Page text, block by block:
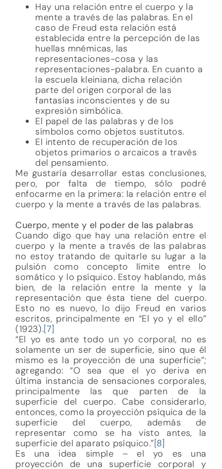
Hay una relación entre el cuerpo y la
mente a través de las palabras. En el
caso de Freud esta relación está
establecida entre la percepción de las
huellas mnémicas, las
representaciones-cosa y las
representaciones-palabra. En cuanto a
la escuela kleiniana, dicha relación
parte del origen corporal de las
fantasías inconscientes y de su
expresión simbólica.
El papel de las palabras y de los
símbolos como objetos sustitutos.
El intento de recuperación de los
objetos primarios o arcaicos a través
del pensamiento.
Me gustaría desarrollar estas conclusiones,
pero, por falta de tiempo, sólo podré
enfocarme en la primera: la relación entre el
cuerpo y la mente a través de las palabras.
Cuerpo, mente y el poder de las palabras
Cuando digo que hay una relación entre el
cuerpo y la mente a través de las palabras
no estoy tratando de quitarle su lugar a la
pulsión como concepto límite entre lo
somático y lo psíquico. Estoy hablando, más
bien, de la relación entre la mente y la
representación que ésta tiene del cuerpo.
Esto no es nuevo, lo dijo Freud en varios
escritos, principalmente en “El yo y el ello”
(1923).[7]
“El yo es ante todo un yo corporal, no es
solamente un ser de superficie, sino que él
mismo es la proyección de una superficie”;
agregando: “O sea que el yo deriva en
última instancia de sensaciones corporales,
principalmente las que parten de la
superficie del cuerpo. Cabe considerarlo,
entonces, como la proyección psíquica de la
superficie del cuerpo, además de
representar como se ha visto antes, la
superficie del aparato psíquico.”[8]
Es una idea simple – el yo es una
proyección de una superficie corporal y